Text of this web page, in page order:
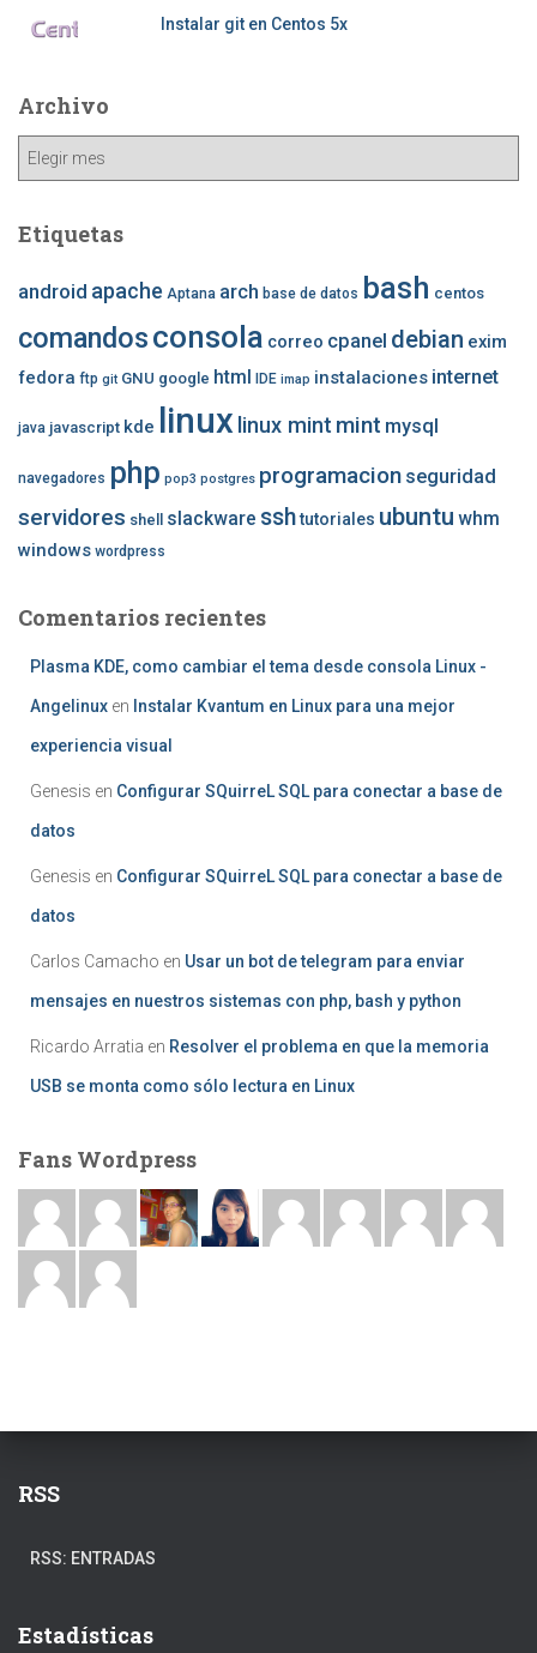
Instalar git en Centos 5x
Archivo
Archivo
Etiquetas
android apache Aptana arch base de datos bash centos
comandosconsola correo cpanel debian exim
fedora ftp git GNU google html IDE imap instalaciones internet
java javascript kde linux linux mint mint mysql
navegadores php pop3 postgres programacion seguridad
servidores shell slackware sshtutoriales ubuntu whm
windows wordpress
Comentarios recientes
Plasma KDE, como cambiar el tema desde consola Linux -
Angelinux en Instalar Kvantum en Linux para una mejor
experiencia visual
Genesis en Configurar SQuirreL SQL para conectar a base de
datos
Genesis en Configurar SQuirreL SQL para conectar a base de
datos
Carlos Camacho en Usar un bot de telegram para enviar
mensajes en nuestros sistemas con php, bash y python
Ricardo Arratia en Resolver el problema en que la memoria
USB se monta como sólo lectura en Linux
Fans Wordpress
RSS
RSS: ENTRADAS
Estadísticas